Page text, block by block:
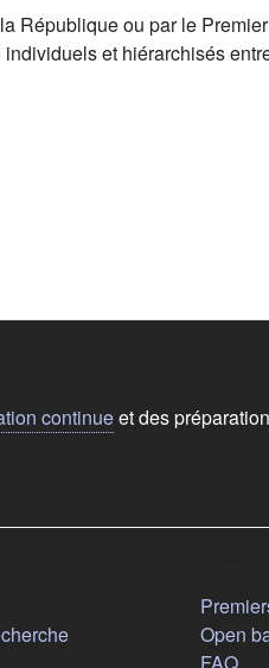
République ou par le
et hiérarchisés
continueet des
(s'ouvre dans un nouvel
Open